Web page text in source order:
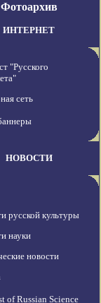
Фотоархив
ИНТЕРНЕТ
"Русского
сеть
НОВОСТИ
русской культуры
науки
новости
of Russian Science